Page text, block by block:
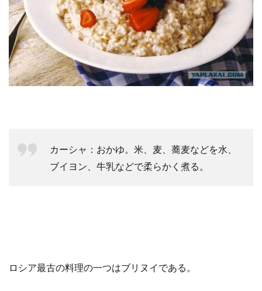
カーシャ：おかゆ。米、麦、蕎麦などを水、
ブイヨン、牛乳などで柔らかく煮る。
ロシア最古の料理の一つはブリヌイである。